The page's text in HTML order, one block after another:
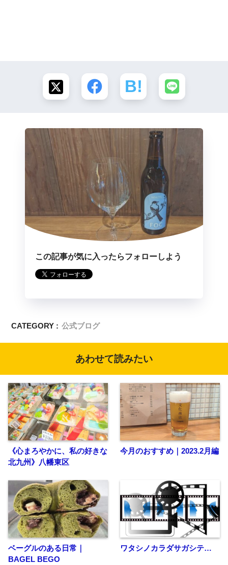
この記事が気に入ったらフォローしよう
CATEGORY : 公式ブログ
あわせて読みたい
《心まろやかに、私の好きな
北九州》八幡東区
今月のおすすめ｜2023.2月編
ベーグルのある日常｜
BAGEL BEGO
ワタシノカラダサガシテ…